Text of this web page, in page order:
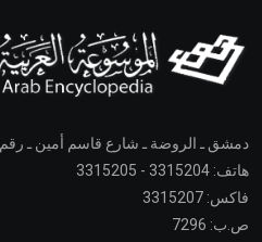
دمشق ـ الروضة ـ شارع قاسم أمين ـ رقم 39
هاتف: 3315204 - 3315205
فاكس: 3315207
ص.ب: 7296